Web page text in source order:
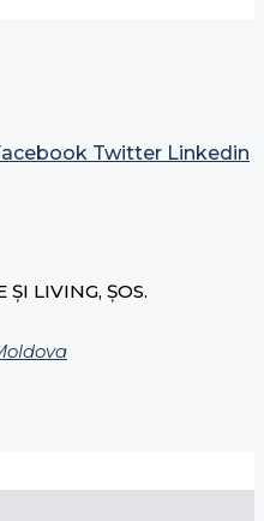
Twitter Linkedin
LIVING, ȘOS.